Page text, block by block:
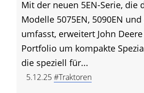
Mit der neuen 5EN-Serie, die
Modelle 5075EN, 5090EN und
umfasst, erweitert John
Portfolio um kompakte
die speziell für...
5.12.25#Traktoren